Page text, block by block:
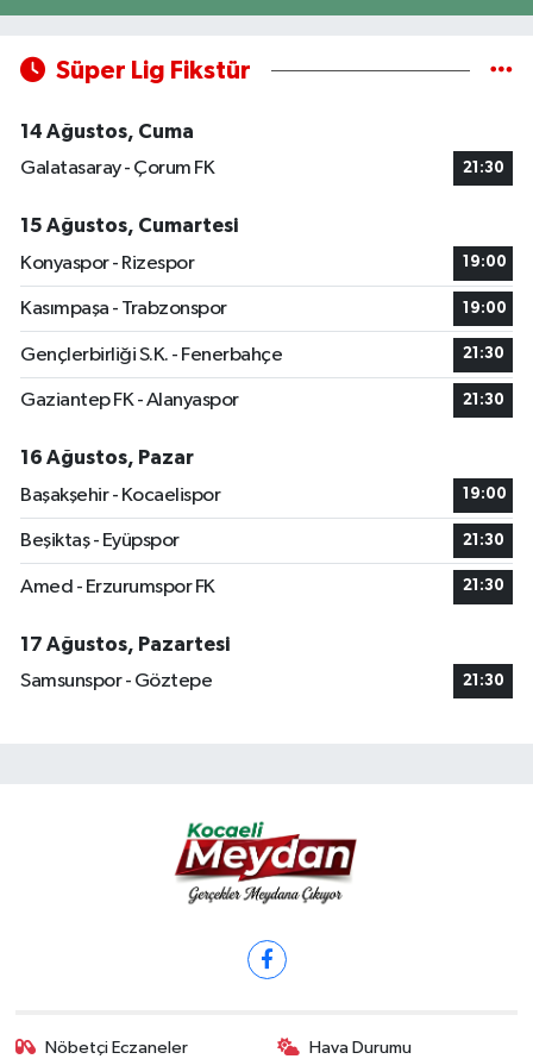
Süper Lig Fikstür
14 Ağustos, Cuma
Galatasaray - Çorum FK
21:30
15 Ağustos, Cumartesi
Konyaspor - Rizespor
19:00
Kasımpaşa - Trabzonspor 19:00
Gençlerbirliği S.K. - Fenerbahçe 21:30
Gaziantep FK - Alanyaspor 21:30
16 Ağustos, Pazar
Başakşehir - Kocaelispor
19:00
Beşiktaş - Eyüpspor 21:30
Amed - Erzurumspor FK 21:30
17 Ağustos, Pazartesi
Samsunspor - Göztepe
21:30
Nöbetçi Eczaneler Hava Durumu